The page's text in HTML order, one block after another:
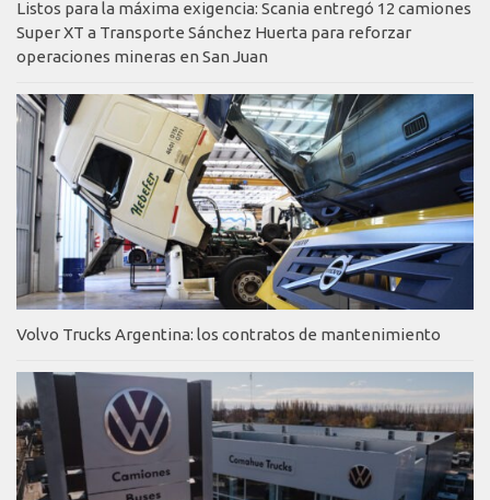
Listos para la máxima exigencia: Scania entregó 12 camiones
Super XT a Transporte Sánchez Huerta para reforzar
operaciones mineras en San Juan
Volvo Trucks Argentina: los contratos de mantenimiento